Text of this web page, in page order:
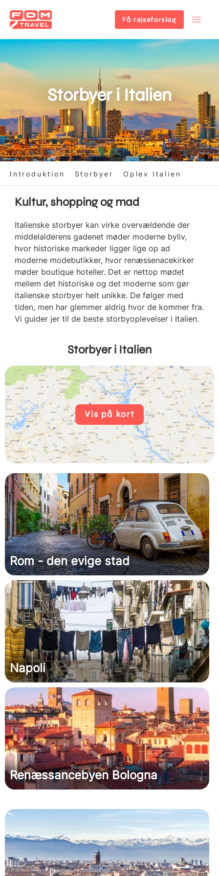
Gå
hovedindhold
Få rejseforslag
Storbyer i Italien
Introduktion Storbyer Oplev Italien
Kultur, shopping og mad
Italienske storbyer kan virke overvældende der
middelalderens gadenet møder moderne byliv,
hvor historiske markeder ligger lige op ad
moderne modebutikker, hvor renæssenacekirker
møder boutique hoteller. Det er nettop mødet
mellem det historiske og det moderne som gør
italienske storbyer helt unikke. De følger med
tiden, men har glemmer aldrig hvor de kommer fra.
Vi guider jer til de beste storbyoplevelser i Italien.
Storbyer i Italien
Vis på kort
Rom - den evige stad
Napoli
Renæssancebyen Bologna